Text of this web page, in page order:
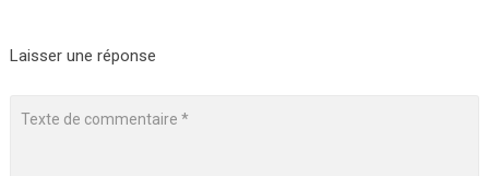
Laisser une réponse